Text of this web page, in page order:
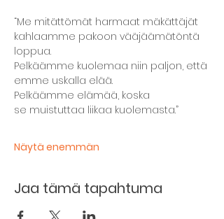
“Me mitättömät harmaat mäkättäjät
kahlaamme pakoon vääjäämätöntä
loppua.
Pelkäämme kuolemaa niin paljon, että
emme uskalla elää.
Pelkäämme elämää, koska
se muistuttaa liikaa kuolemasta.”
Näytä enemmän
Jaa tämä tapahtuma